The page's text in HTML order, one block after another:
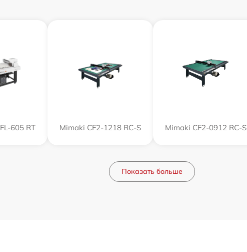
605 RT Mimaki CF2-1218 RC-S Mimaki CF2-0912 RC-S
Показать больше